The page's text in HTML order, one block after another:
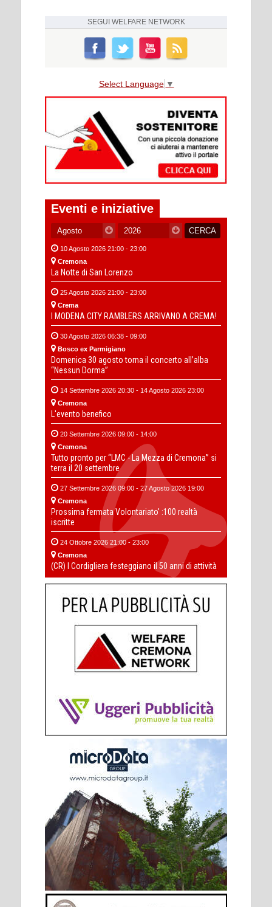
SEGUI WELFARE NETWORK
Select Language ▼
Eventi e iniziative
10 Agosto 2026 21:00 - 23:00
Cremona
La Notte di San Lorenzo
25 Agosto 2026 21:00 - 23:00
Crema
I MODENA CITY RAMBLERS ARRIVANO A CREMA!
30 Agosto 2026 06:38 - 09:00
Bosco ex Parmigiano
Domenica 30 agosto torna il concerto all’alba
“Nessun Dorma”
14 Settembre 2026 20:30 - 14 Agosto 2026 23:00
Cremona
L'evento benefico
20 Settembre 2026 09:00 - 14:00
Cremona
Tutto pronto per “LMC - La Mezza di Cremona” si
terra il 20 settembre
27 Settembre 2026 09:00 - 27 Agosto 2026 19:00
Cremona
Prossima fermata Volontariato' :100 realtà
iscritte
24 Ottobre 2026 21:00 - 23:00
Cremona
(CR) I Cordigliera festeggiano il 50 anni di attività